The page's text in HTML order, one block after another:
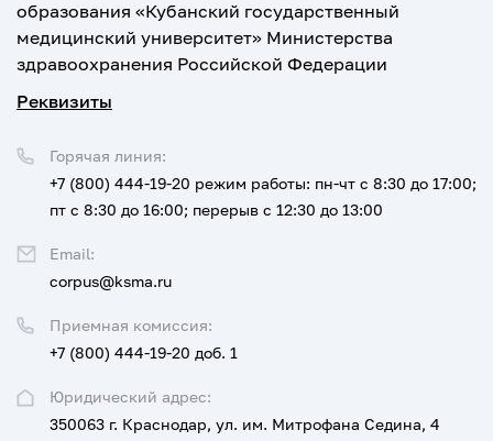
образования «Кубанский государственный
медицинский университет» Министерства
здравоохранения Российской Федерации
Реквизиты
Юридический адрес:
350063 г. Краснодар, ул. им. Митрофана Седина, 4
Приемная комиссия:
+7 (800) 444-19-20 доб. 1
Горячая линия:
+7 (800) 444-19-20 режим работы: пн-чт с 8:30 до 17:00;
пт с 8:30 до 16:00; перерыв с 12:30 до 13:00
Email:
corpus@ksma.ru